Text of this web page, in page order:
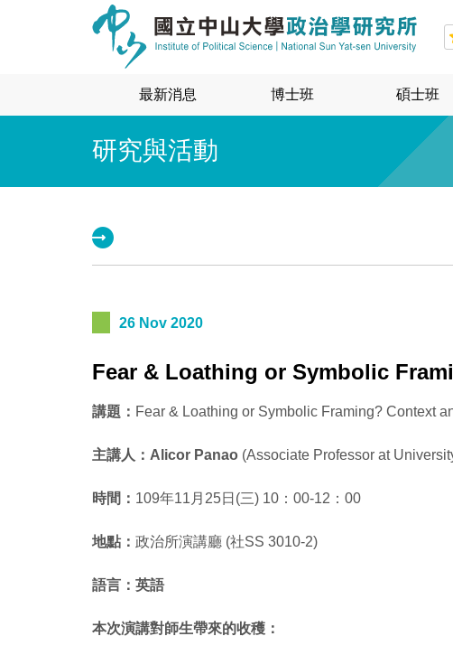
最新消息 博士班 碩士班
研究與活動
26 Nov 2020
Fear & Loathing or Symbolic
講題： Fear & Loathing or Symbolic Framing? Context
主講人：Alicor Panao (Associate Professor at
時間： 109年11月25日(三) 10：00-12：00
地點： 政治所演講廳 (社SS 3010-2)
語言：英語
本次演講對師生帶來的收穫：